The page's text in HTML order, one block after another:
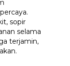
sopir
selama
terjamin,